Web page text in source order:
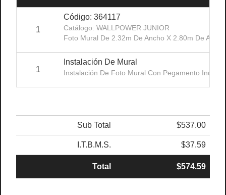
1
Código: 364117
Catálogo: WALLPOWER JUNIOR
Foto Mural De 2.32m De Ancho X 2.80m De Alto,
1
Instalación De Mural
Instalación De Foto Mural Con Pegamento
Sub Total $537.00
I.T.B.M.S. $37.59
Total $574.59